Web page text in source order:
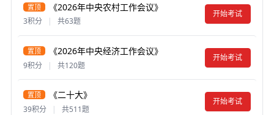
置顶 《2026年中央农村工作会议》
3积分 | 共63题
开始考试
置顶 《2026年中央经济工作会议》
9积分 | 共120题
开始考试
置顶 《二十大》
39积分 | 共511题
开始考试